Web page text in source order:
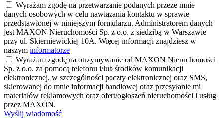
Wyrażam zgodę na przetwarzanie podanych przeze mnie
danych osobowych w celu nawiązania kontaktu w sprawie
przedstawionej w niniejszym formularzu. Administratorem danych
jest MAXON Nieruchomości Sp. z o.o. z siedzibą w Warszawie
przy ul. Skierniewickiej 10A. Więcej informacji znajdziesz w
naszym informatorze
Wyrażam zgodę na otrzymywanie od MAXON Nieruchomości
Sp. z o.o. za pomocą telefonu i/lub środków komunikacji
elektronicznej, w szczególności poczty elektronicznej oraz SMS,
skierowanej do mnie informacji handlowej oraz przesyłanie mi
materiałów reklamowych oraz ofert/ogłoszeń nieruchomości i usług
przez MAXON.
Wyślij wiadomość